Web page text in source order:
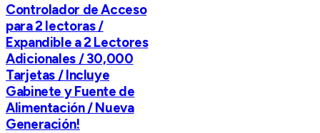
Controlador de Acceso
para 2 lectoras /
Expandible a 2 Lectores
Adicionales / 30,000
Tarjetas / Incluye
Gabinete y Fuente de
Alimentación / Nueva
Generación!